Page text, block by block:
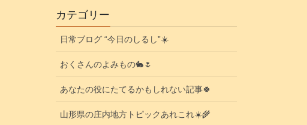
カテゴリー
日常ブログ “今日のしるし”☀️
おくさんのよみもの🐇🌷
あなたの役にたてるかもしれない記事🍀
山形県の庄内地方トピックあれこれ☀️🌾